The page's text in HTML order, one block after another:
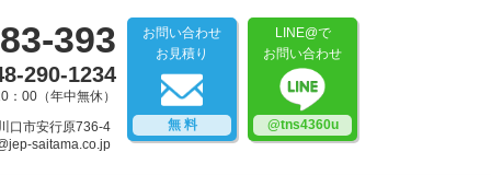
口市安行原736-4
saitama.co.jp
LINE@で
お問い合わせ
@tns4360u
お問い合わせ
お見積り
無 料
393
290-1234
00（年中無休）